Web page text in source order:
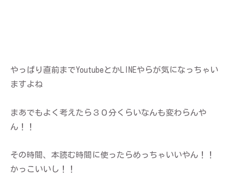
やっぱり直前までYoutubeとかLINEやらが気になっちゃい
ますよね
まあでもよく考えたら３０分くらいなんも変わらんや
ん！！
その時間、本読む時間に使ったらめっちゃいいやん！！
かっこいいし！！